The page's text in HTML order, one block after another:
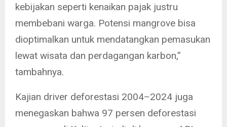
kebijakan seperti kenaikan pajak justru
membebani warga. Potensi mangrove bisa
dioptimalkan untuk mendatangkan pemasukan
lewat wisata dan perdagangan karbon,”
tambahnya.
Kajian driver deforestasi 2004–2024 juga
menegaskan bahwa 97 persen deforestasi